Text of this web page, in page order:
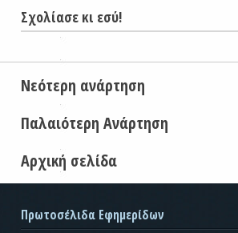
Σχολίασε κι εσύ!
Νεότερη ανάρτηση
Παλαιότερη Ανάρτηση
Αρχική σελίδα
Πρωτοσέλιδα Εφημερίδων